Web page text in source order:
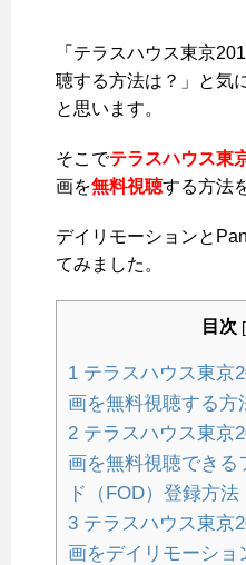
「テラスハウス東京
聴する方法は？」と気
と思います。
そこでテラスハウス東
画を無料視聴する方法
デイリモーションと
てみました。
目次 [
1 テラスハウス東京
画を無料視聴する方
2 テラスハウス東京
画を無料視聴できる
ド（FOD）登録方法
3 テラスハウス東京
画をデイリモーショ